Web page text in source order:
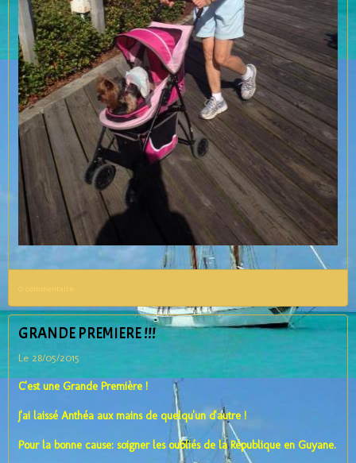
GRANDE PREMIERE !!!
Le 28/05/2015
C'est une Grande Première !
J'ai laissé Anthéa aux mains de quelqu'un d'autre !
Pour la bonne cause: soigner les oubliés de la République en Guyane.